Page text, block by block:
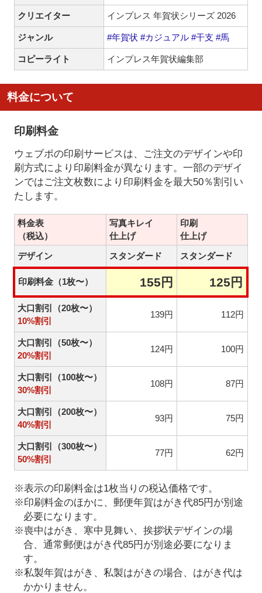
クリエイター インプレス 年賀状シリーズ 2026
ジャンル #年賀状 #カジュアル #干支 #馬
コピーライト インプレス年賀状編集部
料金について
印刷料金
ウェブポの印刷サービスは、ご注文のデザインや印
刷方式により印刷料金が異なります。一部のデザイ
ンではご注文枚数により印刷料金を最大50％割引い
たします。
料金表
（税込）
写真キレイ
仕上げ
印刷
仕上げ
デザイン
スタンダード スタンダード
印刷料金（1枚〜） 155円 125円
大口割引（20枚〜）
10%割引
139円 112円
大口割引（50枚〜）
20%割引
124円 100円
大口割引（100枚〜）
30%割引
108円 87円
大口割引（200枚〜）
40%割引
93円 75円
大口割引（300枚〜）
50%割引
77円 62円
※表示の印刷料金は1枚当りの税込価格です。
※印刷料金のほかに、郵便年賀はがき代85円が別途
必要になります。
※喪中はがき、寒中見舞い、挨拶状デザインの場
合、通常郵便はがき代85円が別途必要になりま
す。
※私製年賀はがき、私製はがきの場合、はがき代は
かかりません。